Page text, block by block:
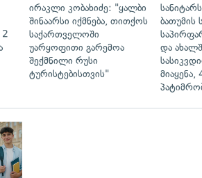
2
ირაკლი კობახიძე: "ყალბი
შინაარსი იქმნება, თითქოს
საქართველოში
უარყოფითი გარემოა
შექმნილი რუსი
ტურისტებისთვის"
ბათუმის
და